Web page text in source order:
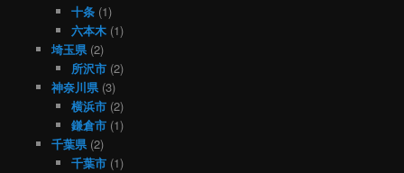
十条 (1)
六本木 (1)
埼玉県(2)
所沢市 (2)
神奈川県(3)
横浜市 (2)
鎌倉市 (1)
千葉県(2)
千葉市 (1)